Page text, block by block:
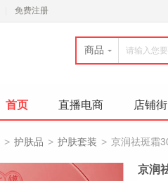
免费注册
商品
首页 直播电商 店铺街
> 护肤品 > 护肤套装 > 京润祛斑霜
京润